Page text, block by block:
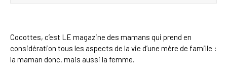
Cocottes, c’est LE magazine des mamans qui prend en
considération tous les aspects de la vie d’une mère de famille :
la maman donc, mais aussi la femme.